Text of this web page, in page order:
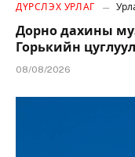
ДҮРСЛЭХ УРЛАГ
Дорно дахины
Горькийн
08/08/2026